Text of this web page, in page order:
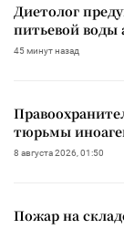
Диетолог
питьевой воды
45 минут назад
тюрьмы
8 августа 2026, 01:50
Пожар на